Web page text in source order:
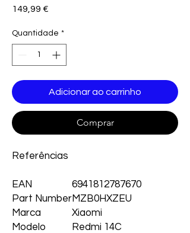
149,99 €
Quantidade *
Adicionar ao carrinho
Comprar
Referências
EAN
6941812787670
Part NumberMZB0HXZEU
Marca
Xiaomi
Modelo
Redmi 14C